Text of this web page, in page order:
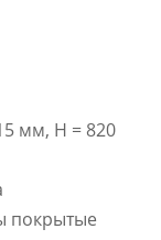
мм, Н = 820
покрытые